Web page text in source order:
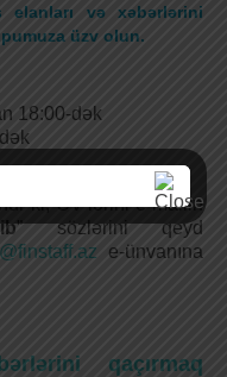
və xəbərlərini
üzv olun.
18:00-dək
ki, CV-lərini e-mailin
” sözlərini qeyd
e-ünvanına
qaçırmaq